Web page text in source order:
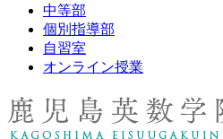
中等部
個別指導部
自習室
オンライン授業